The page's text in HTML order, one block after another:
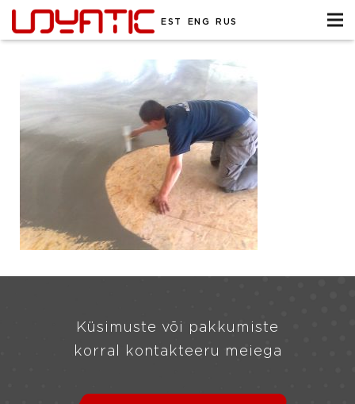
EST ENG RUS
Küsimuste või pakkumiste
korral kontakteeru meiega